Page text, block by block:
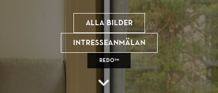
REDO™
Alla bilder
Intresseanmälan